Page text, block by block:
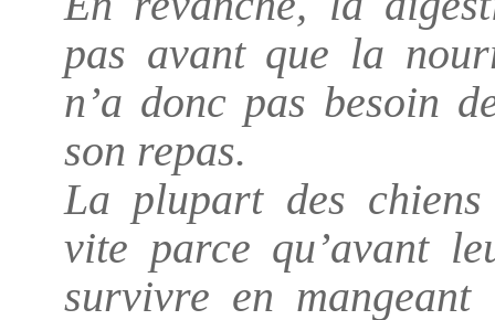
pas avant que la
n’a donc pas besoin
son repas.
La plupart des chiens
vite parce qu’avant
survivre en